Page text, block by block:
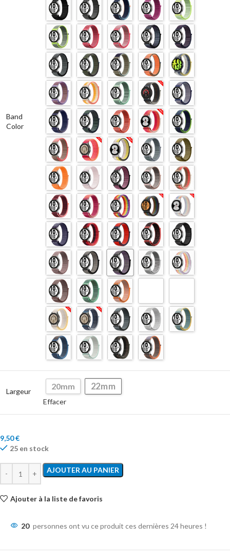
Band
Color
Largeur
20mm 22mm
Effacer
9,50€
25 en stock
AJOUTER AU PANIER
Ajouter à la liste de favoris
20 personnes ont vu ce produit ces dernières 24 heures !